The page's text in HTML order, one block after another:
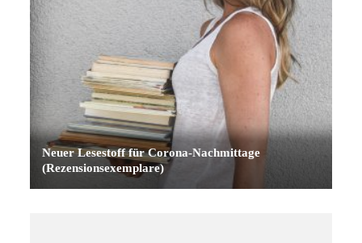
Neuer Lesestoff für Corona-Nachmittage
(Rezensionsexemplare)